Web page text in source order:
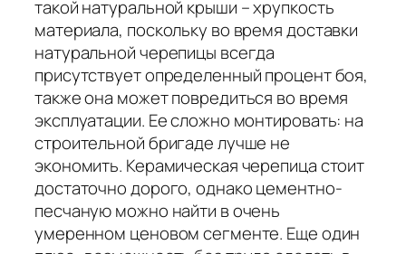
такой натуральной крыши – хрупкость
материала, поскольку во время доставки
натуральной черепицы всегда
присутствует определенный процент боя,
также она может повредиться во время
эксплуатации. Ее сложно монтировать: на
строительной бригаде лучше не
экономить. Керамическая черепица стоит
достаточно дорого, однако цементно-
песчаную можно найти в очень
умеренном ценовом сегменте. Еще один